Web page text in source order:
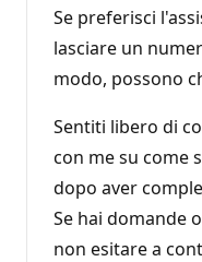
Se preferisci
lasciare un
modo, possono
Sentiti libero di
con me su come
dopo aver
Se hai domande
non esitare a